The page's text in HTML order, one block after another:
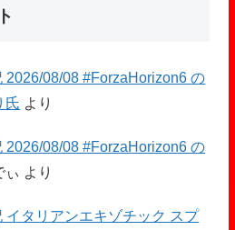
2026/08/08 #ForzaHorizon6 の
氏 より
2026/08/08 #ForzaHorizon6 の
ぃ より
イタリアンエキゾチック スプ